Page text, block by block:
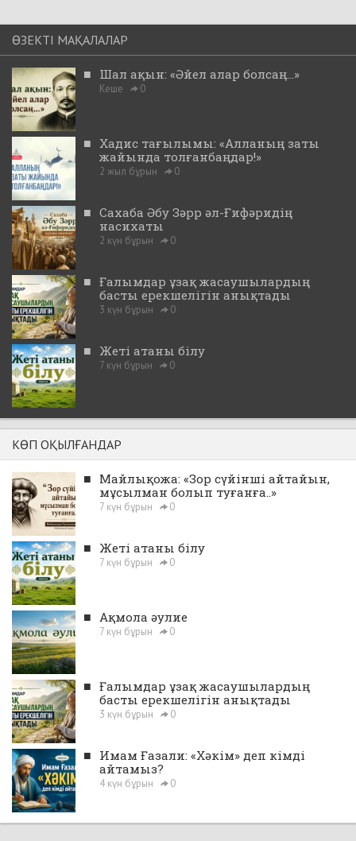
ӨЗЕКТІ МАҚАЛАЛАР
■ Шал ақын: «Әйел алар болсаң...»
Кеше 0
■ Хадис тағылымы: «Алланың заты
жайында толғанбаңдар!»
2 жыл бұрын 0
■ Сахаба Әбу Зәрр әл-Ғифәридің
насихаты
2 күн бұрын 0
■ Ғалымдар ұзақ жасаушылардың
басты ерекшелігін анықтады
3 күн бұрын 0
■ Жеті атаны білу
7 күн бұрын 0
КӨП ОҚЫЛҒАНДАР
■ Майлықожа: «Зор сүйінші айтайын,
мұсылман болып туғанға..»
7 күн бұрын 0
■ Жеті атаны білу
7 күн бұрын 0
■ Ақмола әулие
7 күн бұрын 0
■ Ғалымдар ұзақ жасаушылардың
басты ерекшелігін анықтады
3 күн бұрын 0
■ Имам Ғазали: «Хәкім» деп кімді
айтамыз?
4 күн бұрын 0